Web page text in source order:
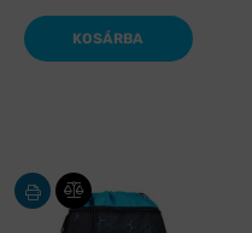
KOSÁRBA